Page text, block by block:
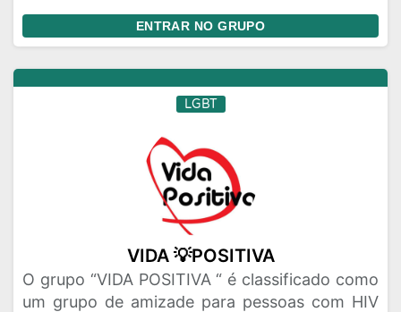
ENTRAR NO GRUPO
LGBT
VIDA 💡POSITIVA
O grupo “VIDA POSITIVA “ é classificado como
um grupo de amizade para pessoas com HIV